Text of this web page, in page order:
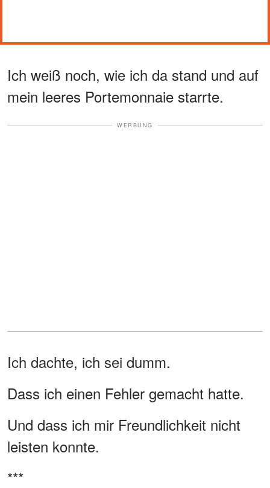
Ich weiß noch, wie ich da stand und auf
mein leeres Portemonnaie starrte.
WERBUNG
Ich dachte, ich sei dumm.
Dass ich einen Fehler gemacht hatte.
Und dass ich mir Freundlichkeit nicht
leisten konnte.
***